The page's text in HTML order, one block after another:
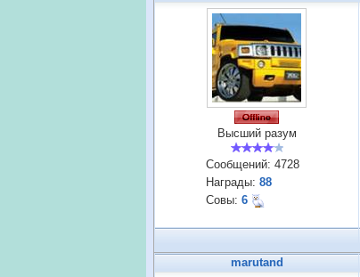
Высший разум
Сообщений: 4728
Награды: 88
Совы: 6
marutand